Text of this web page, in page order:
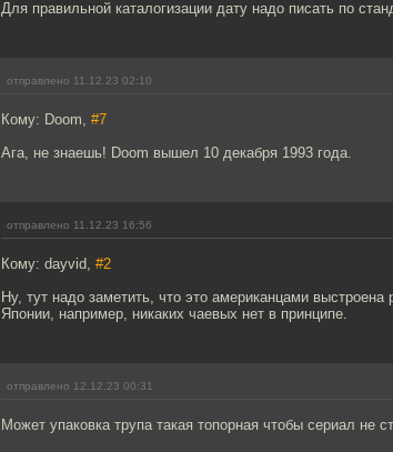
Для правильной каталогизации дату надо писать по
отправлено 11.12.23 02:10
Кому: Doom, #7
Ага, не знаешь! Doom вышел 10 декабря 1993 года.
отправлено 11.12.23 16:56
Кому: dayvid, #2
Ну, тут надо заметить, что это американцами
Японии, например, никаких чаевых нет в принципе.
отправлено 12.12.23 00:31
Может упаковка трупа такая топорная чтобы сериал не